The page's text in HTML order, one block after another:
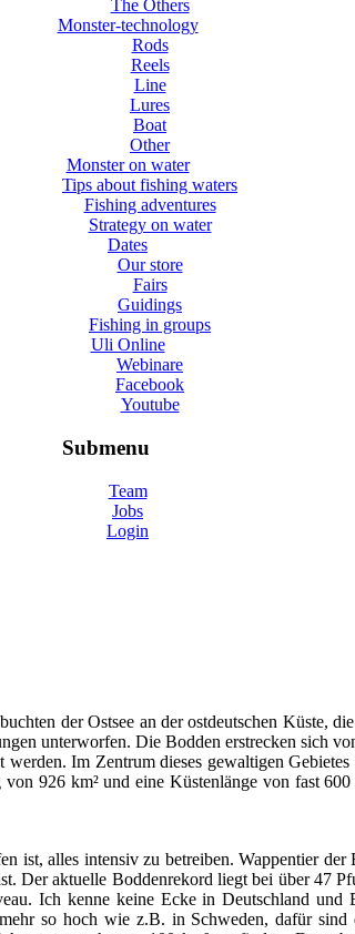
The Others
Monster-technology
Rods
Reels
Line
Lures
Boat
Other
Monster on water
Tips about fishing waters
Fishing adventures
Strategy on water
Dates
Our store
Fairs
Guidings
Fishing in groups
Uli Online
Webinare
Facebook
Youtube
Submenu
Team
Jobs
Login
der Ostsee an der ostdeutschen Küste,
unterworfen. Die Bodden erstrecken sich
Im Zentrum dieses gewaltigen
926 km² und eine Küstenlänge von fast
ist, alles intensiv zu betreiben. Wappentier
Der aktuelle Boddenrekord liegt bei über 47
Ich kenne keine Ecke in Deutschland und
so hoch wie z.B. in Schweden, dafür sind